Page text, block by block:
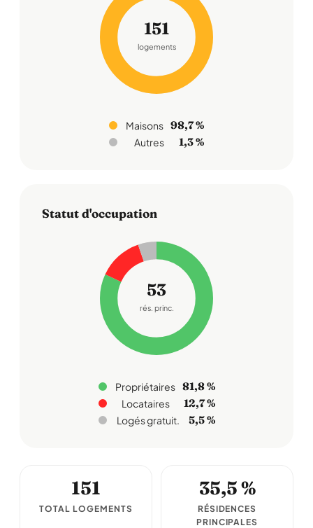
151
logements
Maisons 98,7 %
Autres 1,3 %
Statut d'occupation
53
rés. princ.
Propriétaires 81,8 %
Locataires 12,7 %
Logés gratuit. 5,5 %
151
TOTAL LOGEMENTS
35,5 %
RÉSIDENCES
PRINCIPALES